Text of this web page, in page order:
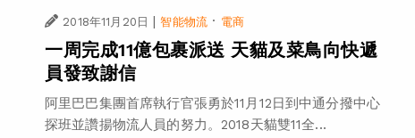
2018年11月20日 智能物流 · 電商
一周完成11億包裹派送 天貓及菜鳥向快遞
員發致謝信
阿里巴巴集團首席執行官張勇於11月12日到中通分撥中心
探班並讚揚物流人員的努力。2018天貓雙11全...